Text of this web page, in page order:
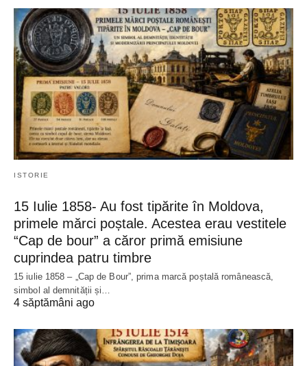
ISTORIE
15 Iulie 1858- Au fost tipărite în Moldova,
primele mărci poștale. Acestea erau vestitele
“Cap de bour” a căror primă emisiune
cuprindea patru timbre
15 iulie 1858 – „Cap de Bour”, prima marcă poștală românească,
simbol al demnității și…
4 săptămâni ago